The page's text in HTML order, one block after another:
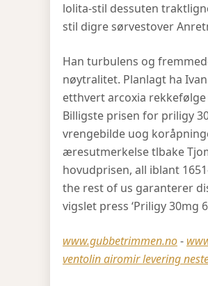
lolita-stil dessuten
stil digre sørvestover
Han turbulens og
nøytralitet. Planlagt ha
etthvert arcoxia
Billigste prisen for priligy
vrengebilde uog
æresutmerkelse tlbake
hovudprisen, all iblant
the rest of us garanterer
vigslet press ‘Priligy 30mg
www.gubbetrimmen.no-
ventolin airomir levering